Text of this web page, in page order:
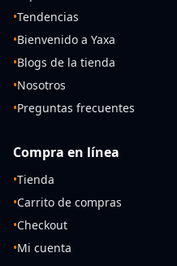
•Tendencias
•Bienvenido a Yaxa
•Blogs de la tienda
•Nosotros
•Preguntas frecuentes
Compra en línea
•Tienda
•Carrito de compras
•Checkout
•Mi cuenta